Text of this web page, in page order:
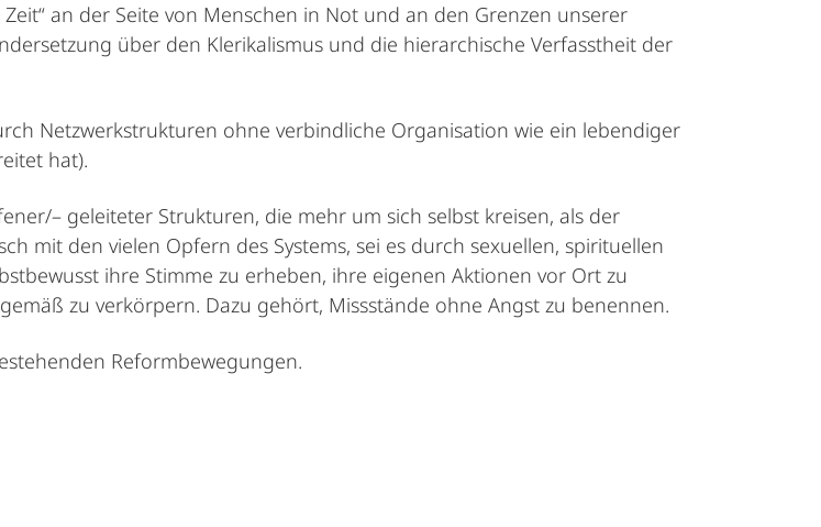
an der Seite von Menschen in Not und an den Grenzen unserer
über den Klerikalismus und die hierarchische Verfasstheit der
Netzwerkstrukturen ohne verbindliche Organisation wie ein lebendiger
hat).
– geleiteter Strukturen, die mehr um sich selbst kreisen, als der
mit den vielen Opfern des Systems, sei es durch sexuellen, spirituellen
ihre Stimme zu erheben, ihre eigenen Aktionen vor Ort zu
zu verkörpern. Dazu gehört, Missstände ohne Angst zu benennen.
Reformbewegungen.